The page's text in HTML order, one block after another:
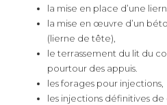
la mise en place d’une
la mise en œuvre d’un
(lierne de tête),
le terrassement du lit du
pourtour des appuis.
les forages pour injections,
les injections définitives